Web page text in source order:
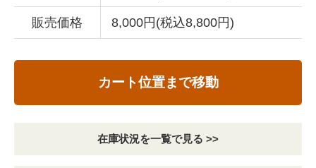
販売価格 8,000円(税込8,800円)
カート位置まで移動
在庫状況を一覧で見る >>